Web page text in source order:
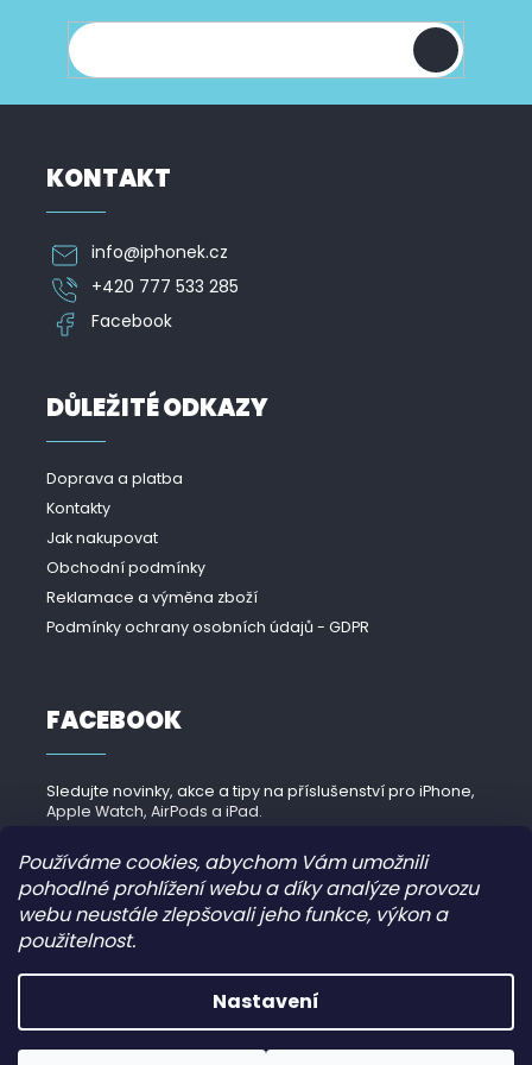
Používáme cookies, abychom Vám umožnili
pohodlné prohlížení webu a díky analýze provozu
webu neustále zlepšovali jeho funkce, výkon a
použitelnost.
Nastavení
KONTAKT
info@iphonek.cz
+420 777 533 285
Facebook
DŮLEŽITÉ ODKAZY
Doprava a platba
Kontakty
Jak nakupovat
Obchodní podmínky
Reklamace a výměna zboží
Podmínky ochrany osobních údajů - GDPR
FACEBOOK
Sledujte novinky, akce a tipy na příslušenství pro iPhone,
Apple Watch, AirPods a iPad.
iPhonek.cz . Všechna práva vyhrazena.